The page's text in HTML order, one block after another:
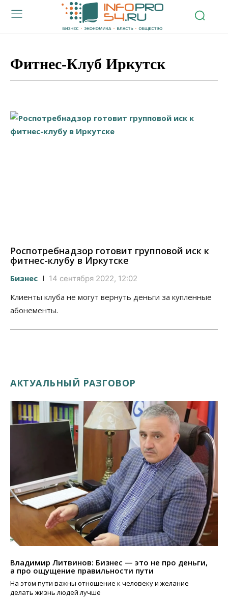
Фитнес-Клуб Иркутск
Роспотребнадзор готовит групповой иск к
фитнес-клубу в Иркутске
Бизнес 14 сентября 2022, 12:02
Клиенты клуба не могут вернуть деньги за купленные
абонементы.
АКТУАЛЬНЫЙ РАЗГОВОР
Владимир Литвинов: Бизнес — это не про деньги,
а про ощущение правильности пути
На этом пути важны отношение к человеку и желание
делать жизнь людей лучше